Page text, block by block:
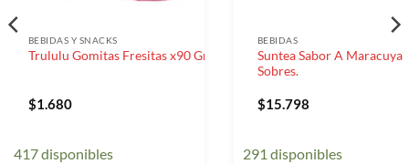
BEBIDAS Y SNACKS
Trululu Gomitas Fresitas x90 Gr.
$1.680
417 disponibles
BEBIDAS
Suntea Sabor A Maracuya
Sobres.
$15.798
291 disponibles